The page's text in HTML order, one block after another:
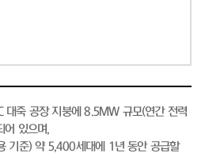
대죽 공장 지붕에 8.5MW 규모(연간 전력
어 있으며,
기준) 약 5,400세대에 1년 동안 공급할